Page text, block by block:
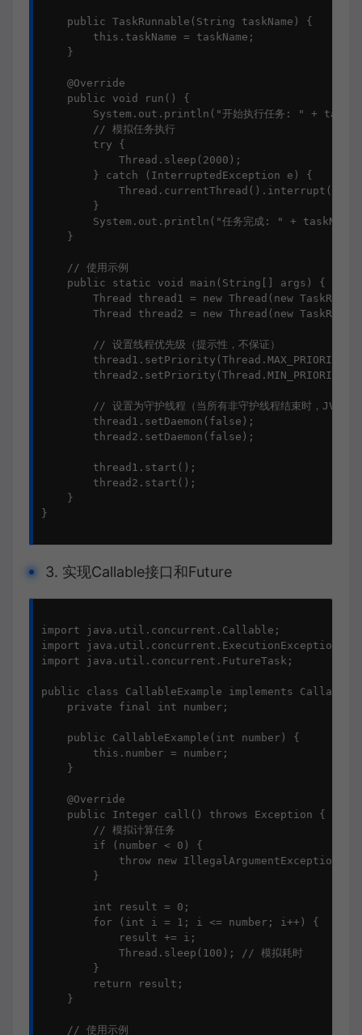
    public TaskRunnable(String taskName) {
        this.taskName = taskName;
    }
    @Override
    public void run() {
System.out.println("开始执行任务: " +
        // 模拟任务执行
        try {
            Thread.sleep(2000);
        } catch (InterruptedException e) {
            Thread.currentThread().interrupt();
        }
System.out.println("任务完成: " +
    }
    // 使用示例
    public static void main(String[] args) {
Thread thread1 = new Thread(new
Thread thread2 = new Thread(new
        // 设置线程优先级（提示性，不保证）
        thread1.setPriority(Thread.MAX_PRIORITY);
        thread2.setPriority(Thread.MIN_PRIORITY);
// 设置为守护线程（当所有非守护线程结束时，JVM会
        thread1.setDaemon(false);
        thread2.setDaemon(false);
        thread1.start();
        thread2.start();
    }
}
3. 实现Callable接口和Future
import java.util.concurrent.Callable;
import java.util.concurrent.ExecutionException;
import java.util.concurrent.FutureTask;
public class CallableExample implements
    private final int number;
    public CallableExample(int number) {
        this.number = number;
    }
    @Override
    public Integer call() throws Exception {
        // 模拟计算任务
        if (number < 0) {
throw new IllegalArgumentException("数
        }
        int result = 0;
        for (int i = 1; i <= number; i++) {
            result += i;
            Thread.sleep(100); // 模拟耗时
        }
        return result;
    }
    // 使用示例